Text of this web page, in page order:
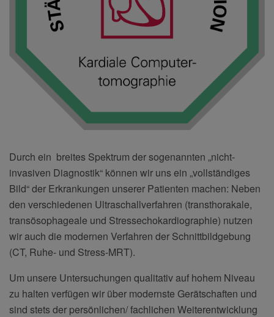
Durch ein breites Spektrum der sogenannten „nicht-
invasiven Diagnostik“ können wir uns ein „vollständiges
Bild“ der Erkrankungen unserer Patienten machen: Neben
den verschiedenen Ultraschallverfahren (transthorakale,
transösophageale und Stressechokardiographie) nutzen
wir auch die modernen Verfahren der Schnittbildgebung
(CT, Ruhe- und Stress-MRT).
Um unsere Untersuchungen qualitativ auf hohem Niveau
zu halten verfügen wir über modernste Gerätschaften und
sind stets der persönlichen/ fachlichen Weiterentwicklung